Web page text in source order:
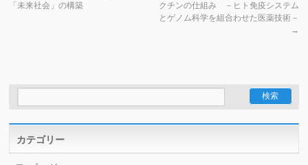
「未来社会」の構築
クチンの仕組み －ヒト免疫システム
とゲノム科学を組合わせた医薬技術－
→
カテゴリー